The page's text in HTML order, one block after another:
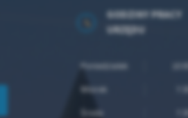
GODZINY PRACY
URZĘDU
Poniedziałek
Wtorek
Środa